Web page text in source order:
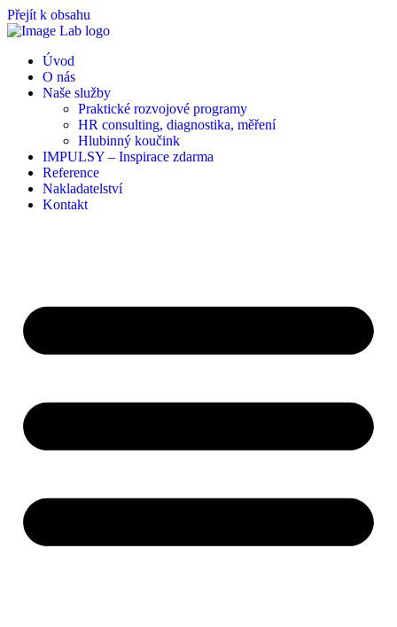
Přejít k obsahu
Úvod
O nás
Naše služby
Praktické rozvojové programy
HR consulting, diagnostika, měření
Hlubinný koučink
IMPULSY – Inspirace zdarma
Reference
Nakladatelství
Kontakt